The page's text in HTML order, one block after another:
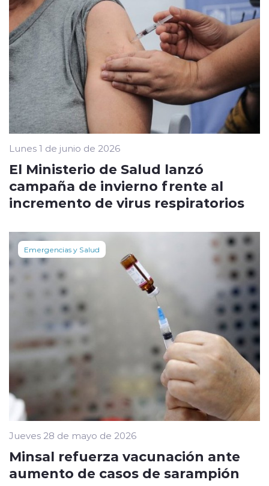
Lunes 1 de junio de 2026
El Ministerio de Salud lanzó
campaña de invierno frente al
incremento de virus respiratorios
Emergencias y Salud
Jueves 28 de mayo de 2026
Minsal refuerza vacunación ante
aumento de casos de sarampión